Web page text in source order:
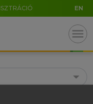
EN
menu